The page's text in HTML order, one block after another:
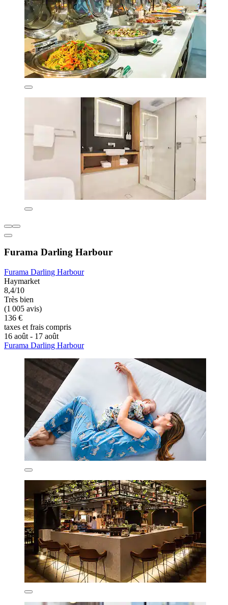
Furama Darling Harbour
Furama Darling Harbour
Haymarket
8,4/10
Très bien
(1 005 avis)
136 €
taxes et frais compris
16 août - 17 août
Furama Darling Harbour